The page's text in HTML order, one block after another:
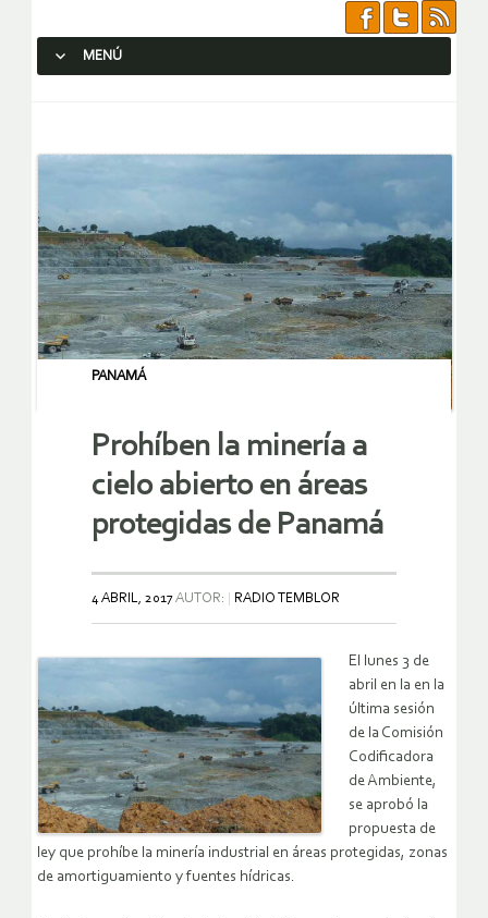
MENÚ
PANAMÁ
Prohíben la minería a
cielo abierto en áreas
protegidas de Panamá
4 ABRIL, 2017AUTOR: RADIO TEMBLOR
El lunes 3 de
abril en la en la
última sesión
de la Comisión
Codificadora
de Ambiente,
se aprobó la
propuesta de
ley que prohíbe la minería industrial en áreas protegidas, zonas
de amortiguamiento y fuentes hídricas.